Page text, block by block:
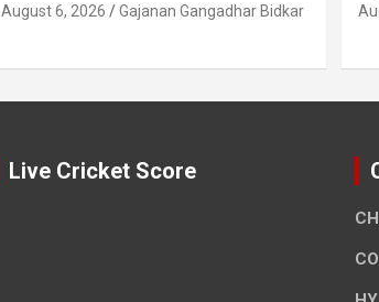
August 6, 2026 Gajanan Gangadhar Bidkar
Live Cricket Score